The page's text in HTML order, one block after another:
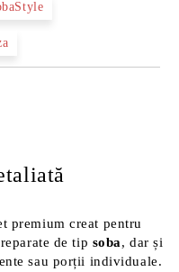
premium creat pentru
de tip soba, dar și
sau porții individuale.